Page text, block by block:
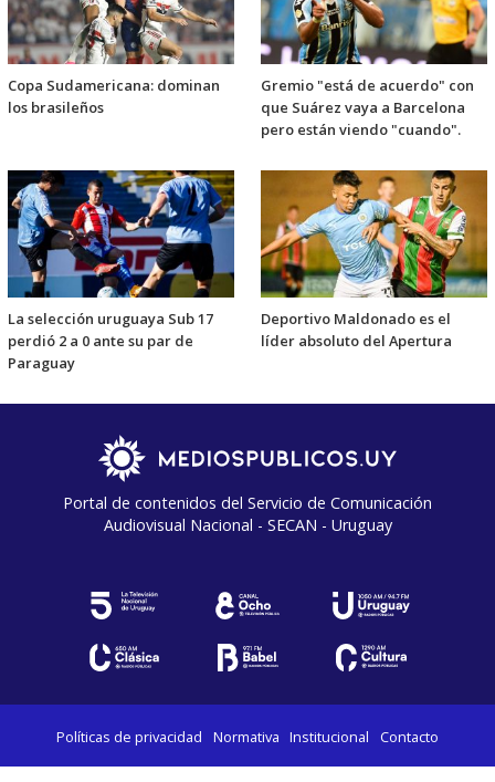
Copa Sudamericana: dominan
los brasileños
Gremio "está de acuerdo" con
que Suárez vaya a Barcelona
pero están viendo "cuando".
La selección uruguaya Sub 17
perdió 2 a 0 ante su par de
Paraguay
Deportivo Maldonado es el
líder absoluto del Apertura
Portal de contenidos del Servicio de Comunicación
Audiovisual Nacional - SECAN - Uruguay
Políticas de privacidad Normativa Institucional Contacto